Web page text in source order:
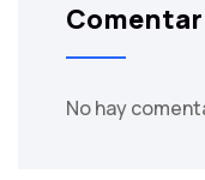
No hay